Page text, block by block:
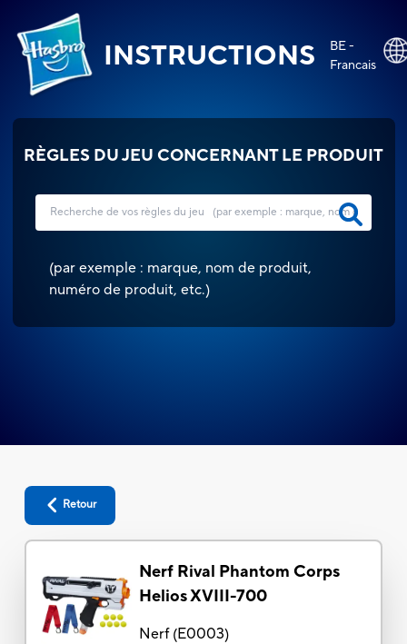
INSTRUCTIONS
BE -
Francais
RÈGLES DU JEU CONCERNANT LE PRODUIT
(par exemple : marque, nom de produit,
numéro de produit, etc.)
Retour
Nerf Rival Phantom Corps
Helios XVIII-700
Nerf(E0003)